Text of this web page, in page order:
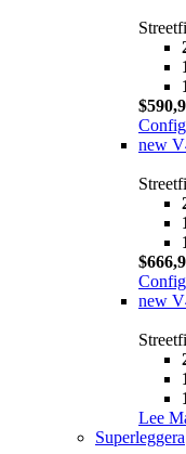
new
new
Lee
Superleggera